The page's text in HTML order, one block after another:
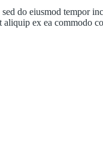
do eiusmod tempor
ex ea commodo